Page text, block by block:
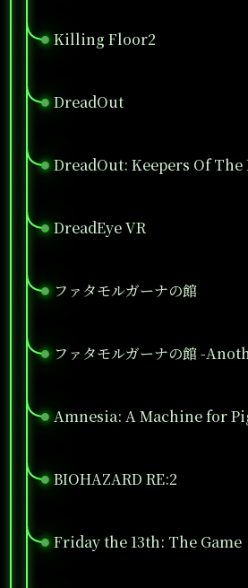
Killing Floor2
●
DreadOut
●
DreadOut: Keepers Of The
●
DreadEye VR
●
ファタモルガーナの館
●
ファタモルガーナの館 -
●
Amnesia: A Machine for
●
BIOHAZARD RE:2
●
Friday the 13th: The Game
●